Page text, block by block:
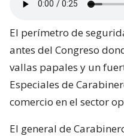
El perímetro de
antes del Congreso
vallas papales y un
Especiales de
comercio en el sector
El general de